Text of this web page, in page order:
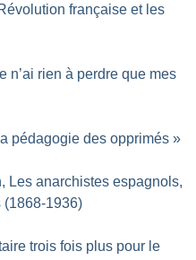
française et les
n’ai rien à perdre que mes
pédagogie des opprimés »
Les anarchistes espagnols,
(1868-1936)
trois fois plus pour le